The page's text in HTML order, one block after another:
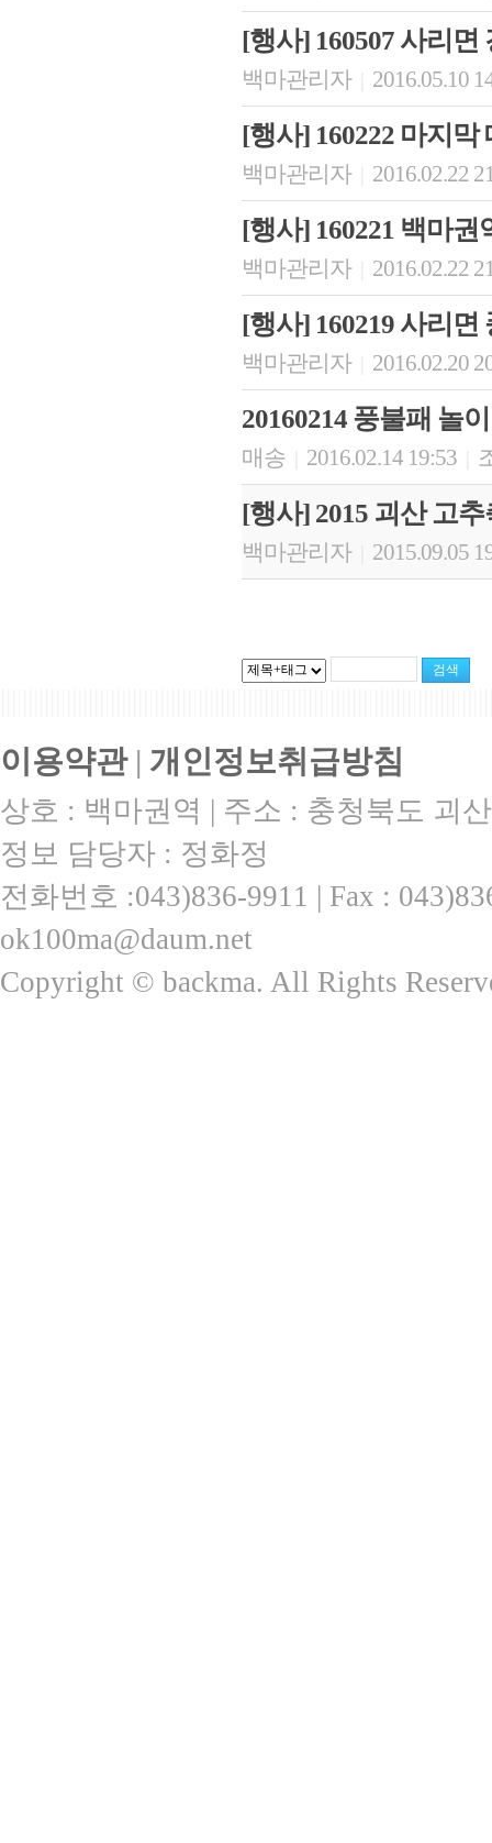
[행사] 160507 사리면
백마관리자 2016.05.10
[행사] 160222 마지
백마관리자 2016.02.22
[행사] 160221 백마권
백마관리자 2016.02.22
[행사] 160219 사리
백마관리자 2016.02.20
20160214 풍불패 놀이
매송 2016.02.14 19:53
[행사] 2015 괴산 고
백마관리자 2015.09.05
이용약관| 개인정보취급방침
상호 : 백마권역 | 주소 : 충청북도 괴
정보 담당자 : 정화정
전화번호 :043)836-9911 | Fax :
ok100ma@daum.net
Copyright © backma. All Rights